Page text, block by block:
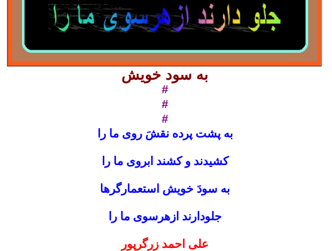
به سود خویش
#
#
#
به پشت پرده نقشَ روی ما را
کشیدند و کشند ابروی ما را
به سودَ خویش استعمارگرها
جلودارند ازهرسوی ما را
علی احمد زرگرپور